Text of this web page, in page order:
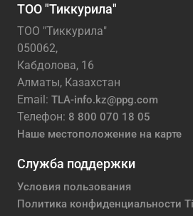
ТОО "Тиккурила"
ТОО "Тиккурила"
050062,
Кабдолова, 16
Алматы, Казахстан
Email: TLA-info.kz@ppg.com
Телефон: 8 800 070 18 05
Наше местоположение на карте
Служба поддержки
Условия пользования
Политика конфиденциальности